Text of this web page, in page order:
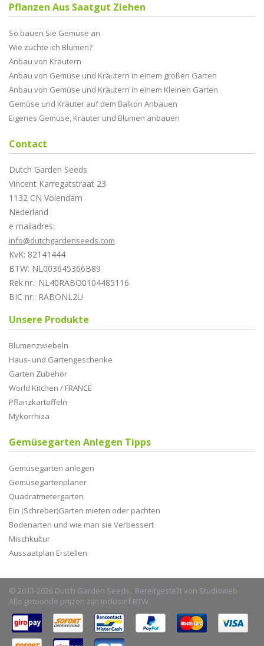
Pflanzen Aus Saatgut Ziehen
So bauen Sie Gemüse an
Wie züchte ich Blumen?
Anbau von Kräutern
Anbau von Gemüse und Kräutern in einem großen Garten
Anbau von Gemüse und Kräutern in einem Kleinen Garten
Gemüse und Kräuter auf dem Balkon Anbauen
Eigenes Gemüse, Kräuter und Blumen anbauen
Contact
Dutch Garden Seeds
Vincent Karregatstraat 23
1132 CN Volendam
Nederland
e mailadres:
info@dutchgardenseeds.com
KvK: 82141444
BTW: NL003645366B89
Rek.nr.: NL40RABO0104485116
BIC nr.: RABONL2U
Unsere Produkte
Blumenzwiebeln
Haus- und Gartengeschenke
Garten Zubehör
World Kitchen / FRANCE
Pflanzkartoffeln
Mykorrhiza
Gemüsegarten Anlegen Tipps
Gemüsegarten anlegen
Gemüsegartenplaner
Quadratmetergarten
Ein (Schreber)Garten mieten oder pachten
Bodenarten und wie man sie Verbessert
Mischkultur
Aussaatplan Erstellen
© 2013-2026 Dutch Garden Seeds. Bereitgestellt von Studioweb
Alle getoonde prijzen zijn inclusief BTW